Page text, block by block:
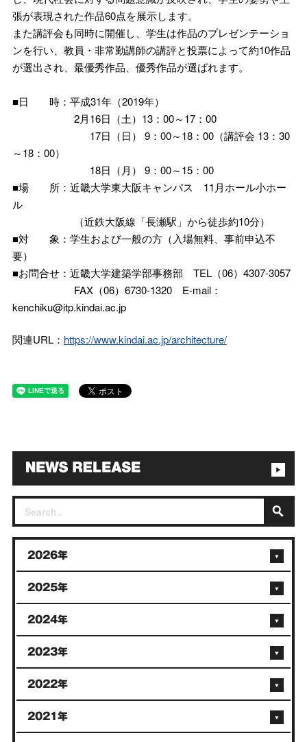
張が表現された作品60点を展示します。
また講評会も同時に開催し、学生は作品のプレゼンテーショ
ンを行い、教員・非常勤講師の講評と投票によって約10作品
が選出され、最優秀作品、優秀作品が選ばれます。
■日 時：平成31年（2019年）
2月16日（土）13：00～17：00
17日（日） 9：00～18：00（講評会 13：30
～18：00）
18日（月） 9：00～15：00
■場 所：近畿大学東大阪キャンパス 11月ホール小ホー
ル
（近鉄大阪線「長瀬駅」から徒歩約10分）
■対 象：学生および一般の方（入場無料、事前申込不
要）
■お問合せ：近畿大学建築学部事務部 TEL（06）4307-3057
FAX（06）6730-1320 E-mail：
kenchiku@itp.kindai.ac.jp
関連URL： https://www.kindai.ac.jp/architecture/
2026年
2025年
2024年
2023年
2022年
2021年